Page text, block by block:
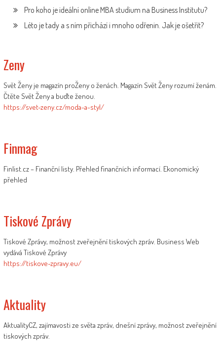
Pro koho je ideální online MBA studium na Business Institutu?
Léto je tady a s ním přichází i mnoho odřenin. Jak je ošetřit?
Zeny
Svět Ženy je magazín proŽeny o ženách. Magazín Svět Ženy rozumí ženám.
Čtěte Svět Ženy a buďte ženou.
https://svet-zeny.cz/moda-a-styl/
Finmag
Finlist.cz – Finanční listy. Přehled finančních informací. Ekonomický
přehled
Tiskové Zprávy
Tiskové Zprávy, možnost zveřejnění tiskových zpráv. Business Web
vydává Tiskové Zprávy
https://tiskove-zpravy.eu/
Aktuality
AktualityCZ, zajímavosti ze světa zpráv, dnešní zprávy, možnost zveřejnění
tiskových zpráv.